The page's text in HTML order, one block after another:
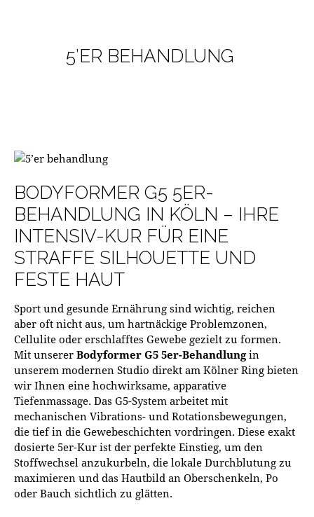
5’ER BEHANDLUNG
BODYFORMER G5 5ER-
BEHANDLUNG IN KÖLN – IHRE
INTENSIV-KUR FÜR EINE
STRAFFE SILHOUETTE UND
FESTE HAUT
Sport und gesunde Ernährung sind wichtig, reichen
aber oft nicht aus, um hartnäckige Problemzonen,
Cellulite oder erschlafftes Gewebe gezielt zu formen.
Mit unserer Bodyformer G5 5er-Behandlungin
unserem modernen Studio direkt am Kölner Ring bieten
wir Ihnen eine hochwirksame, apparative
Tiefenmassage. Das G5-System arbeitet mit
mechanischen Vibrations- und Rotationsbewegungen,
die tief in die Gewebeschichten vordringen. Diese exakt
dosierte 5er-Kur ist der perfekte Einstieg, um den
Stoffwechsel anzukurbeln, die lokale Durchblutung zu
maximieren und das Hautbild an Oberschenkeln, Po
oder Bauch sichtlich zu glätten.